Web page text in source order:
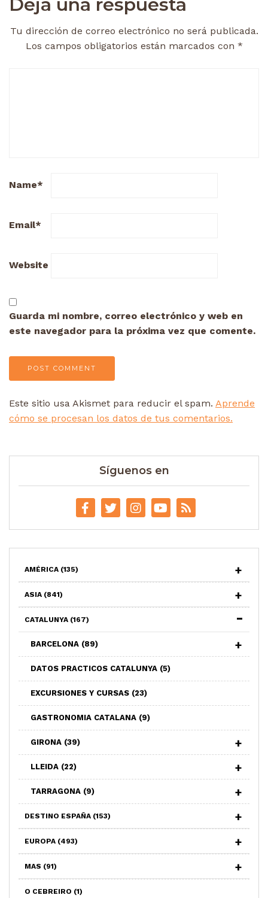
Deja una respuesta
Tu dirección de correo electrónico no será publicada.
Los campos obligatorios están marcados con *
Name*
Email*
Website
Guarda mi nombre, correo electrónico y web en
este navegador para la próxima vez que comente.
Este sitio usa Akismet para reducir el spam. Aprende
cómo se procesan los datos de tus comentarios.
Síguenos en
AMÉRICA (135)
ASIA (841)
CATALUNYA (167)
BARCELONA (89)
DATOS PRACTICOS CATALUNYA (5)
EXCURSIONES Y CURSAS (23)
GASTRONOMIA CATALANA (9)
GIRONA (39)
LLEIDA (22)
TARRAGONA (9)
DESTINO ESPAÑA (153)
EUROPA (493)
MAS (91)
O CEBREIRO (1)